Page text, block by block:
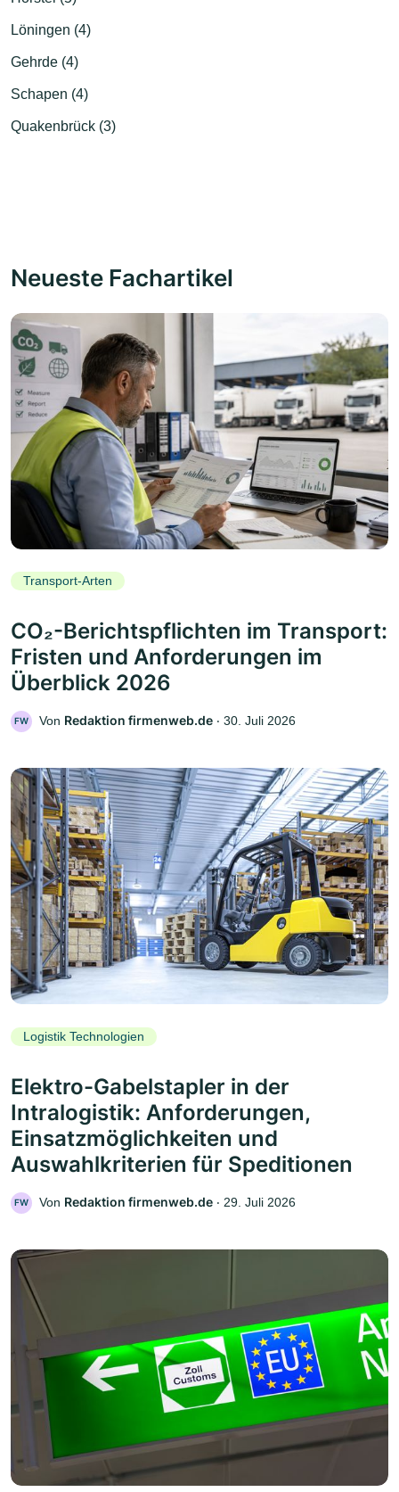
Löningen (4)
Gehrde (4)
Schapen (4)
Quakenbrück (3)
Neueste Fachartikel
Transport-Arten
CO₂-Berichtspflichten im Transport:
Fristen und Anforderungen im
Überblick 2026
FW Von Redaktion firmenweb.de ‧ 30. Juli 2026
Logistik Technologien
Elektro-Gabelstapler in der
Intralogistik: Anforderungen,
Einsatzmöglichkeiten und
Auswahlkriterien für Speditionen
FW Von Redaktion firmenweb.de ‧ 29. Juli 2026